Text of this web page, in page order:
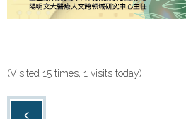
(Visited 15 times, 1 visits today)